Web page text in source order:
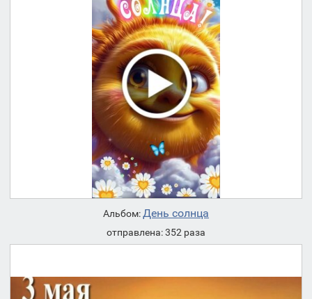
Альбом:День солнца
отправлена: 352 раза